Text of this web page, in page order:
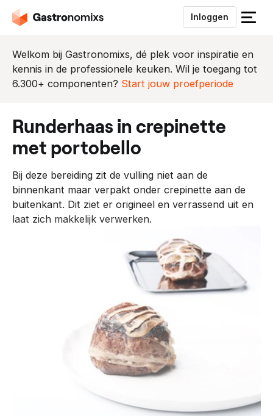
Inloggen
S
u
i
u
Welkom bij Gastronomixs, dé plek voor inspiratie en
kennis in de professionele keuken. Wil je toegang tot
6.300+ componenten? Start jouw proefperiode
runderhaas in crepinette
met portobello
Bij deze bereiding zit de vulling niet aan de
binnenkant maar verpakt onder crepinette aan de
buitenkant. Dit ziet er origineel en verrassend uit en
laat zich makkelijk verwerken.